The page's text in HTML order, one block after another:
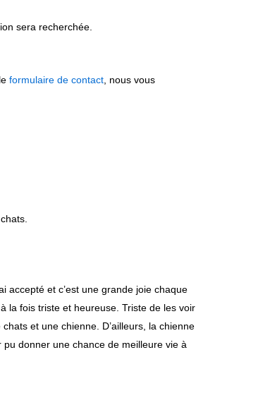
sera recherchée.
formulaire de contact , nous vous
accepté et c’est une grande joie chaque
la fois triste et heureuse. Triste de les voir
et une chienne. D’ailleurs, la chienne
donner une chance de meilleure vie à